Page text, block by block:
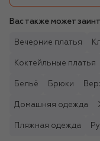
Вас также может
Вечерние платья
Коктейльные платья
Бельё Брюки
Домашняя одежда
Пляжная одежда